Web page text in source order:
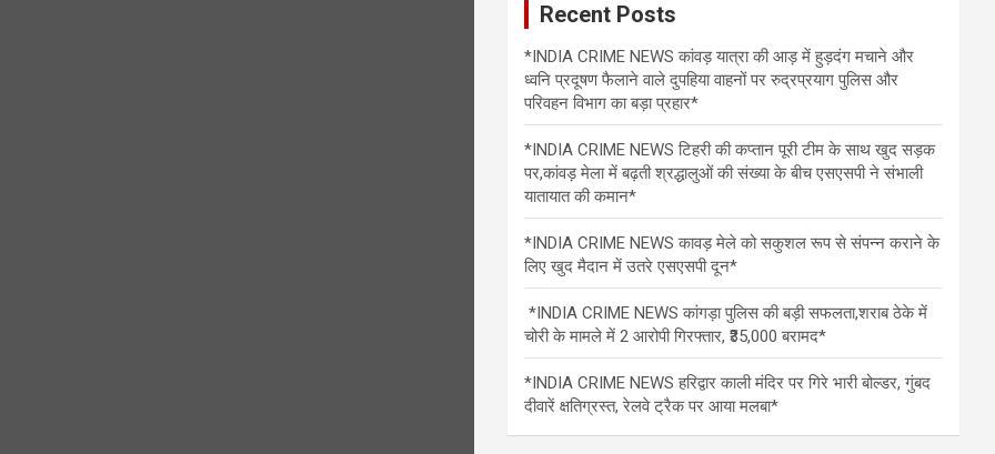
Recent Posts
*INDIA CRIME NEWS कांवड़ यात्रा की आड़ में हुड़दंग मचाने और
ध्वनि प्रदूषण फैलाने वाले दुपहिया वाहनों पर रुद्रप्रयाग पुलिस और
परिवहन विभाग का बड़ा प्रहार*
*INDIA CRIME NEWS टिहरी की कप्तान पूरी टीम के साथ खुद सड़क
पर,कांवड़ मेला में बढ़ती श्रद्धालुओं की संख्या के बीच एसएसपी ने संभाली
यातायात की कमान*
*INDIA CRIME NEWS कावड़ मेले को सकुशल रूप से संपन्न कराने के
लिए खुद मैदान में उतरे एसएसपी दून*
*INDIA CRIME NEWS कांगड़ा पुलिस की बड़ी सफलता,शराब ठेके में
चोरी के मामले में 2 आरोपी गिरफ्तार, ₹35,000 बरामद*
*INDIA CRIME NEWS हरिद्वार काली मंदिर पर गिरे भारी बोल्डर, गुंबद
दीवारें क्षतिग्रस्त, रेलवे ट्रैक पर आया मलबा*